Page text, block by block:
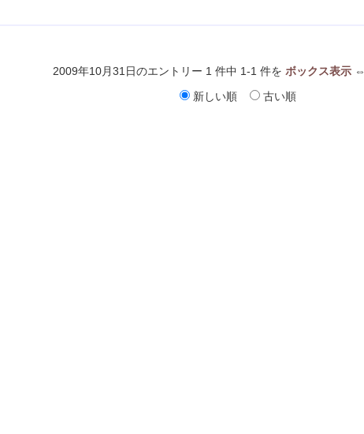
2009年10月31日のエントリー 1 件中 1-1 件を ボックス表示⇔
新しい順
古い順